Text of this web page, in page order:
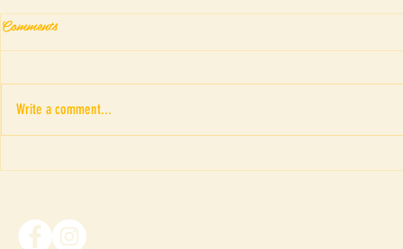
Fringe Theatre Festival
ละครเวทีเรื่
Comments
Write a comment...